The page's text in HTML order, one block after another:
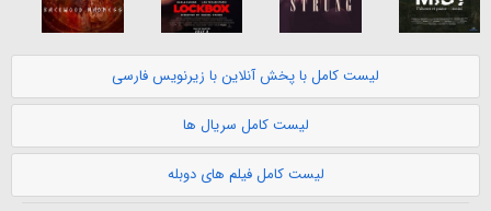
لیست کامل با پخش آنلاین با زیرنویس فارسی
لیست کامل سریال ها
لیست کامل فیلم های دوبله